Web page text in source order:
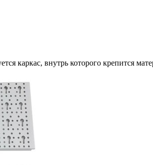
каркас, внутрь которого крепится